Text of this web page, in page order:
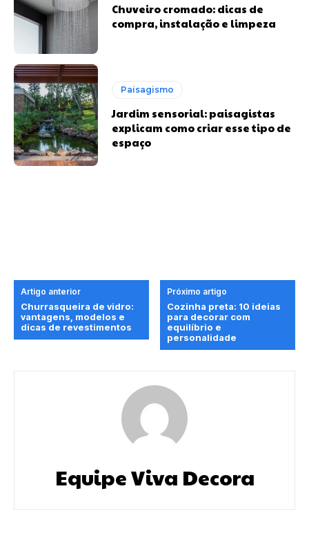
Chuveiro cromado: dicas de
compra, instalação e limpeza
Paisagismo
Jardim sensorial: paisagistas
explicam como criar esse tipo de
espaço
Artigo anterior
Churrasqueira de vidro:
vantagens, modelos e
dicas de revestimentos
Próximo artigo
Cozinha preta: 10 ideias
para decorar com
equilíbrio e
personalidade
Equipe Viva Decora